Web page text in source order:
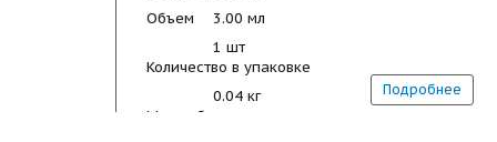
3.00 мл
Объем
1 шт
Количество в упаковке
0.04 кг
Масса брутто
Подробнее